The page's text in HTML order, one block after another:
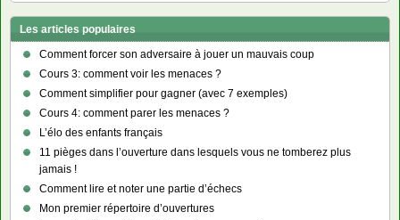
Les articles populaires
Comment forcer son adversaire à jouer un mauvais coup
Cours 3: comment voir les menaces ?
Comment simplifier pour gagner (avec 7 exemples)
Cours 4: comment parer les menaces ?
L’élo des enfants français
11 pièges dans l’ouverture dans lesquels vous ne tomberez plus
jamais !
Comment lire et noter une partie d’échecs
Mon premier répertoire d’ouvertures